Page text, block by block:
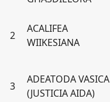
2
ACALIFEA
WIIKESIANA
3
ADEATODA VASICA
(JUSTICIA AIDA)